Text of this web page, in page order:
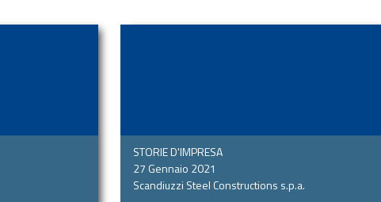
STORIE D'IMPRESA
27 Gennaio 2021
Scandiuzzi Steel Constructions s.p.a.